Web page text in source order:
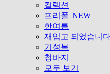
컬렉션
프리폴 NEW
한여름
재입고 되었습니
기성복
청바지
모두 보기